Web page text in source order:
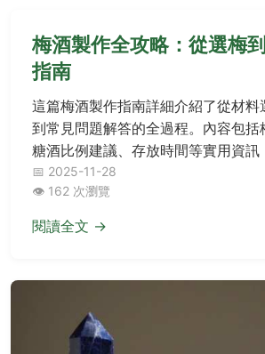
梅酒製作全攻略：從選梅
指南
這篇梅酒製作指南詳細介紹了從材料
到常見問題解答的全過程。內容包括
糖酒比例建議、存放時間等實用資訊
敗經驗與成功秘訣，幫助新手和老手
美味梅酒。
📅 2025-11-28
👁️ 162 次瀏覽
閱讀全文 →